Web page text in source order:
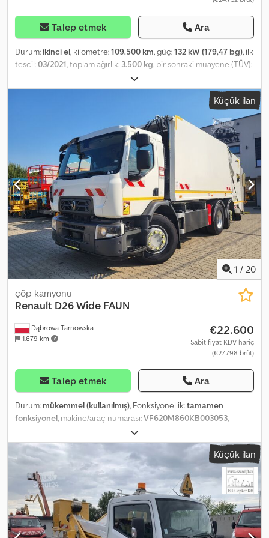
Talep etmek Ara
Durum: ikinci el, kilometre:109.500 km, güç:132 kW (179,47 bg), ilk
tescil:03/2021, toplam ağırlık: 3.500 kg, bir sonraki muayene (TÜV):
mekanik
alanı uzunluğu:3.365 mm, yükleme alanı genişliği:2.020 mm,
, Donanım:ABS,
elektronik denge programı (ESP), klima, merkezi kilitleme
Lütfen bizi WhatsUp/Viber üzerinden de arayın. E-posta: Bu araç,
kapsamlı bakım geçmişine sahip, uzun süreli kullanım için ayrılmış
araçlarımızdan biridir. Ana ekipmanlar şunları içerir: Bluetooth,
multimedya sistemi, çok fonksiyonlu direksiyon, elektrikli aynalar
ve camlar vb. Crjdpfxszri Edj Ankof
Küçük ilan
1 / 20
Dąbrowa Tarnowska
1.679 km
çöp kamyonu
Renault D26 Wide FAUN
€22.600
Sabit fiyat KDV hariç
(€27.798 brüt)
Talep etmek Ara
Durum: mükemmel (kullanılmış), Fonksiyonellik:tamamen
fonksiyonel, makine/araç numarası:VF620M860KB003053,
11/2018
14.230 kg, toplam ağırlık:27.000 kg, lastik boyutu:315/80, dingil
konfigürasyonu:
, dingil mesafesi: 3.550 mm
, dingil mesafesi:
, yakıt: dizel, frenler:motor freni, renk: beyaz
, vites türü:
otomatik, emisyon sınıfı: Euro 6 , süspansiyon:çelik-hava, koltuk
sayısı:3, toplam uzunluk:9.100 mm, toplam genişlik: 2.500 mm,
toplam yükseklik:3.450 mm, yükleme alanı hacmi:19,5 m³, Üretim
yılı:2018, çalışma saatleri:12.595 h, Donanım:ABS, Takograf, araç
içi bilgisayar, hız sabitleyici, klima, merkezi kilitleme, retarder,
Küçük ilan